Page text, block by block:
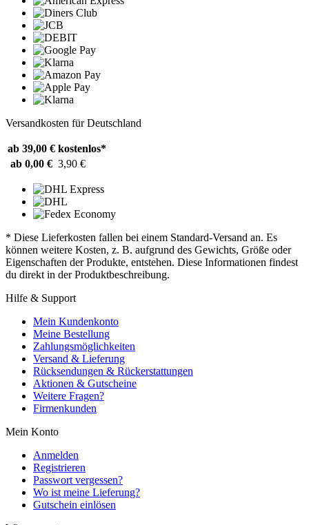
Versandkosten für Deutschland
ab 39,00 € kostenlos*
ab 0,00 € 3,90 €
* Diese Lieferkosten fallen bei einem Standard-Versand an. Es
können weitere Kosten, z. B. aufgrund des Gewichts, Größe oder
Eigenschaften der Produkte, entstehen. Diese Informationen findest
du direkt in der Produktbeschreibung.
Hilfe & Support
Mein Kundenkonto
Meine Bestellung
Zahlungsmöglichkeiten
Versand & Lieferung
Rücksendungen & Rückerstattungen
Aktionen & Gutscheine
Weitere Fragen?
Firmenkunden
Mein Konto
Anmelden
Registrieren
Passwort vergessen?
Wo ist meine Lieferung?
Gutschein einlösen